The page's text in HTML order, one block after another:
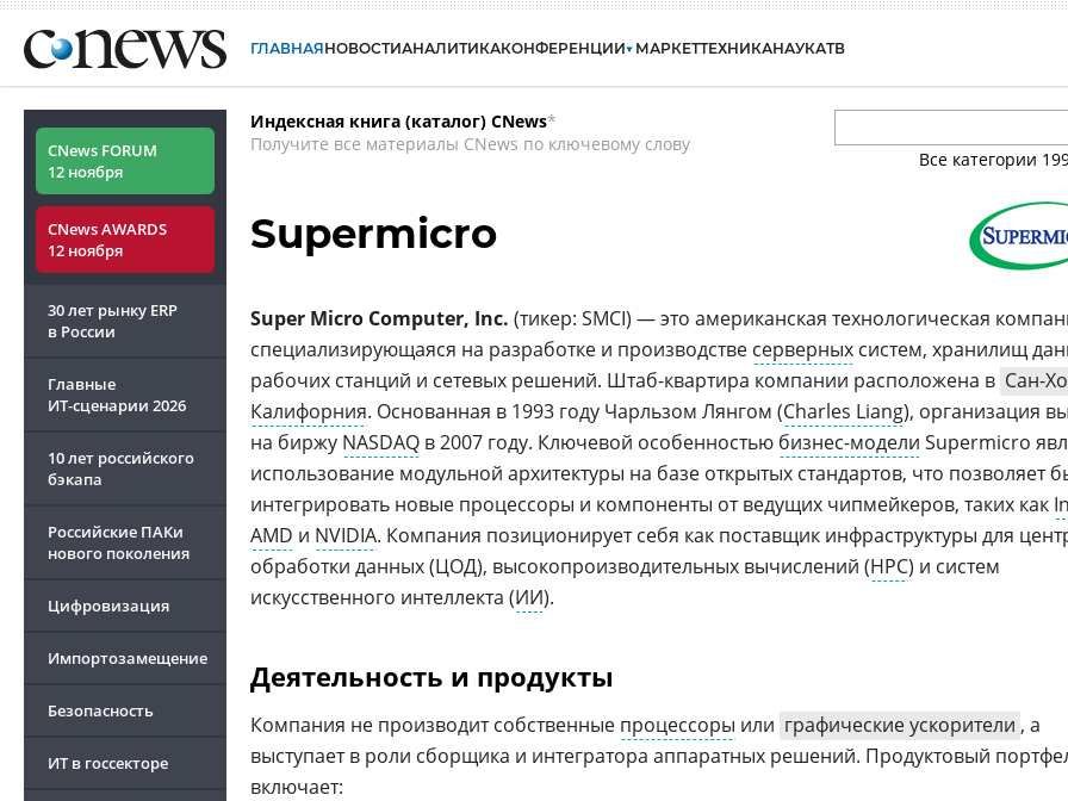
ГЛАВНАЯНОВОСТИАНАЛИТИКАКОНФЕРЕНЦИИ МАРКЕТТЕХНИКАНАУКАТВ
CNews FORUM
12 ноября
CNews AWARDS
12 ноября
30 лет рынку ERP
в России
Главные
ИТ-сценарии 2026
10 лет российского
бэкапа
Российские ПАКи
нового поколения
Цифровизация
Импортозамещение
Безопасность
ИТ в госсекторе
Индексная книга (каталог) CNews*
Получите все материалы CNews по ключевому слову
Все категории
Supermicro
Super Micro Computer, Inc. (тикер: SMCI) — это американская технологическая
специализирующаяся на разработке и производстве серверных систем, хранилищ
рабочих станций и сетевых решений. Штаб-квартира компании расположена в Сан-
Калифорния. Основанная в 1993 году Чарльзом Лянгом (Charles Liang), организация
на биржу NASDAQ в 2007 году. Ключевой особенностью бизнес-модели Supermicro
использование модульной архитектуры на базе открытых стандартов, что позволяет
интегрировать новые процессоры и компоненты от ведущих чипмейкеров, таких как
AMD и NVIDIA. Компания позиционирует себя как поставщик инфраструктуры для
обработки данных (ЦОД), высокопроизводительных вычислений (HPC) и систем
искусственного интеллекта (ИИ).
Деятельность и продукты
Компания не производит собственные процессоры или графические ускорители , а
выступает в роли сборщика и интегратора аппаратных решений. Продуктовый
включает: